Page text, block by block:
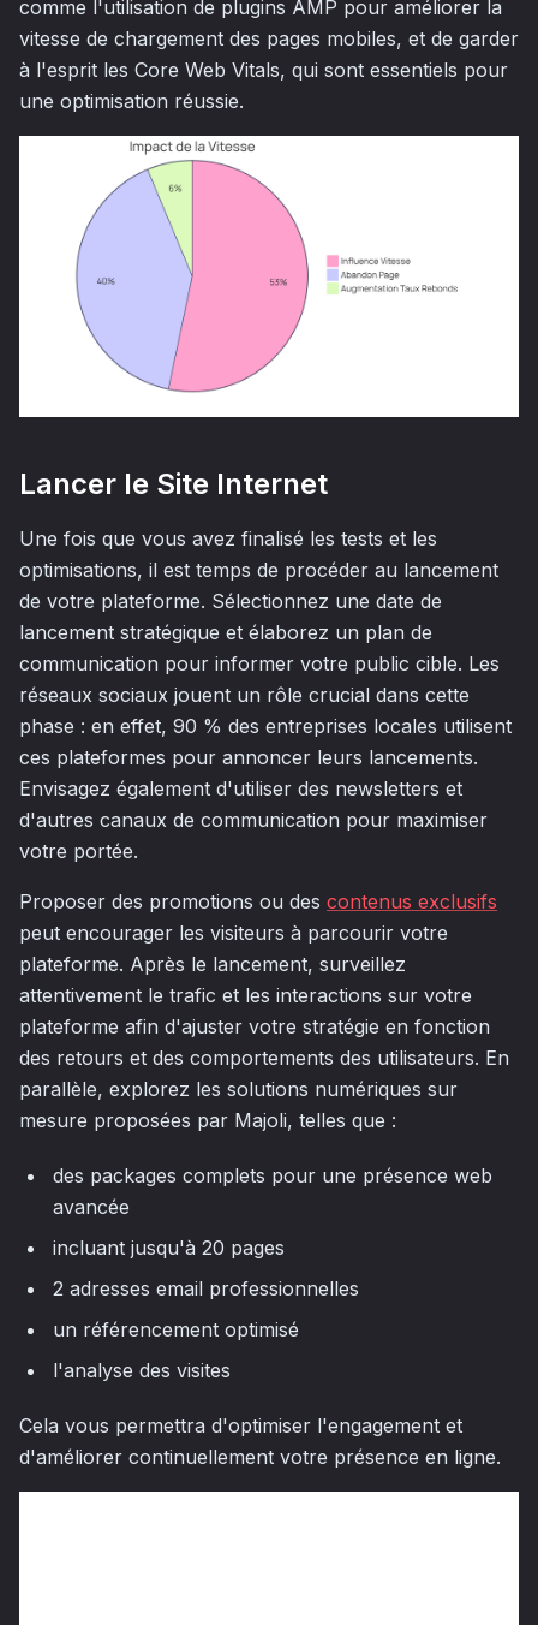
comme l'utilisation de plugins AMP pour améliorer la
vitesse de chargement des pages mobiles, et de garder
à l'esprit les Core Web Vitals, qui sont essentiels pour
une optimisation réussie.
Lancer le Site Internet
Une fois que vous avez finalisé les tests et les
optimisations, il est temps de procéder au lancement
de votre plateforme. Sélectionnez une date de
lancement stratégique et élaborez un plan de
communication pour informer votre public cible. Les
réseaux sociaux jouent un rôle crucial dans cette
phase : en effet, 90 % des entreprises locales utilisent
ces plateformes pour annoncer leurs lancements.
Envisagez également d'utiliser des newsletters et
d'autres canaux de communication pour maximiser
votre portée.
Proposer des promotions ou des contenus exclusifs
peut encourager les visiteurs à parcourir votre
plateforme. Après le lancement, surveillez
attentivement le trafic et les interactions sur votre
plateforme afin d'ajuster votre stratégie en fonction
des retours et des comportements des utilisateurs. En
parallèle, explorez les solutions numériques sur
mesure proposées par Majoli, telles que :
des packages complets pour une présence web
avancée
incluant jusqu'à 20 pages
2 adresses email professionnelles
un référencement optimisé
l'analyse des visites
Cela vous permettra d'optimiser l'engagement et
d'améliorer continuellement votre présence en ligne.